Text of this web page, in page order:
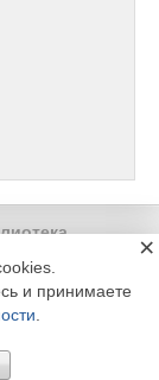
+7 (495) 665-00-
и принимаете
×